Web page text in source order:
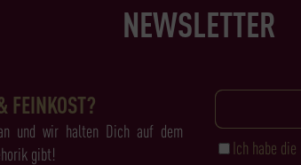
NEWSLETTER
FEINKOST?
und wir halten Dich auf dem
gibt!
Ich habe die